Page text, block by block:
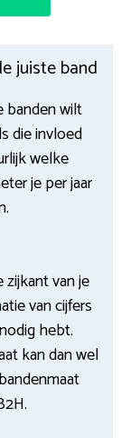
juiste band
banden wilt
die invloed
welke
je per jaar
van je
van cijfers
hebt.
kan dan wel